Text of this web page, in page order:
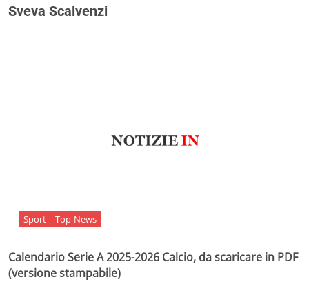
Sveva Scalvenzi
Sport Top-News
Calendario Serie A 2025-2026 Calcio, da scaricare in PDF
(versione stampabile)